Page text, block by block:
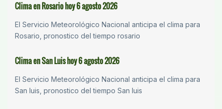
Clima en Rosario hoy 6 agosto 2026
El Servicio Meteorológico Nacional anticipa el clima para
Rosario, pronostico del tiempo rosario
Clima en San Luis hoy 6 agosto 2026
El Servicio Meteorológico Nacional anticipa el clima para
San luis, pronostico del tiempo San luis